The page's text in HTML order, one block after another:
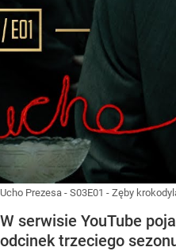
Ucho Prezesa - S03E01 - Zęby
W serwisie YouTube
odcinek trzeciego